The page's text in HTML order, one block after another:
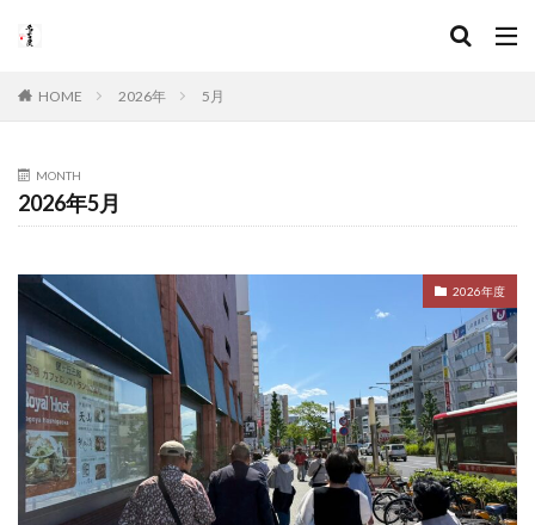
HOME 2026年 5月
MONTH
2026年5月
2026年度